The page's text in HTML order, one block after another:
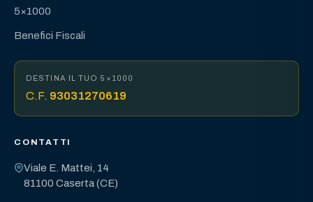
5×1000
Benefici Fiscali
DESTINA IL TUO 5×1000
C.F. 93031270619
CONTATTI
Viale E. Mattei, 14
81100 Caserta (CE)